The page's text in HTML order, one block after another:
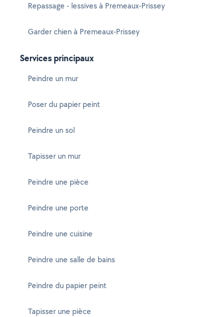
Repassage - lessives à Premeaux-Prissey
Garder chien à Premeaux-Prissey
Services principaux
Peindre un mur
Poser du papier peint
Peindre un sol
Tapisser un mur
Peindre une pièce
Peindre une porte
Peindre une cuisine
Peindre une salle de bains
Peindre du papier peint
Tapisser une pièce